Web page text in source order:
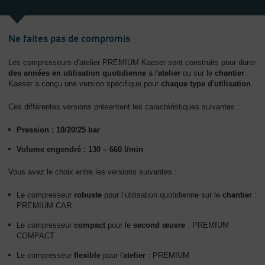
L'entreprise
Aperçu
général
Ne faites pas de compromis
Les compresseurs d'atelier PREMIUM Kaeser sont construits pour durer
des années en utilisation quotidienne à l'atelier ou sur le chantier.
Kaeser a conçu une version spécifique pour chaque type d'utilisation.
Ces différentes versions présentent les caractéristiques suivantes :
Pression : 10/20/25 bar
Volume engendré : 130 – 660 l/min
Vous avez le choix entre les versions suivantes :
Le compresseur robuste pour l’utilisation quotidienne sur le chantier :
PREMIUM CAR
Le compresseur compact pour le second œuvre : PREMIUM
COMPACT
Le compresseur flexible pour l'atelier : PREMIUM